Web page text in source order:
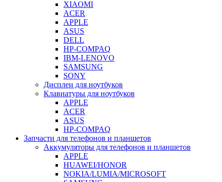
XIAOMI
ACER
APPLE
ASUS
DELL
HP-COMPAQ
IBM-LENOVO
SAMSUNG
SONY
Дисплеи для ноутбуков
Клавиатуры для ноутбуков
APPLE
ACER
ASUS
HP-COMPAQ
Запчасти для телефонов и планшетов
Аккумуляторы для телефонов и планшетов
APPLE
HUAWEI/HONOR
NOKIA/LUMIA/MICROSOFT